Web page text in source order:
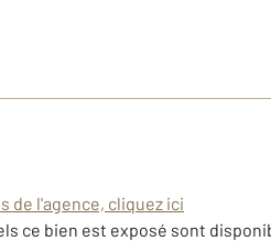
de l'agence, cliquez ici
ce bien est exposé sont